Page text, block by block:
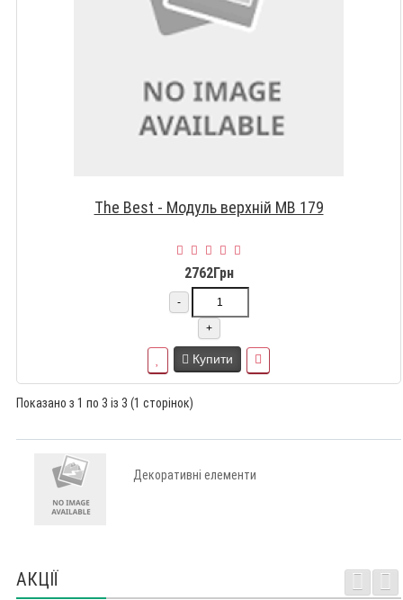
The Best - Модуль верхній МВ 179
2762Грн
-
+
Купити
Показано з 1 по 3 із 3 (1 сторінок)
Декоративні елементи
АКЦІЇ